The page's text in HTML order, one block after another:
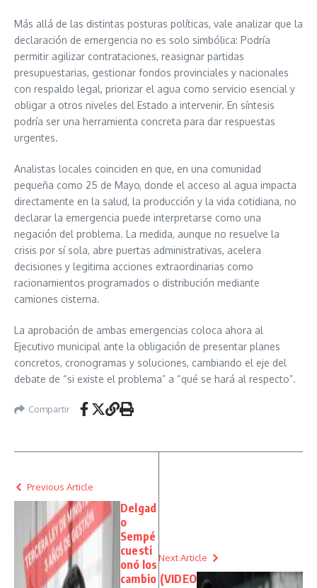
Más allá de las distintas posturas políticas, vale analizar que la
declaración de emergencia no es solo simbólica: Podría
permitir agilizar contrataciones, reasignar partidas
presupuestarias, gestionar fondos provinciales y nacionales
con respaldo legal, priorizar el agua como servicio esencial y
obligar a otros niveles del Estado a intervenir. En síntesis
podría ser una herramienta concreta para dar respuestas
urgentes.
Analistas locales coinciden en que, en una comunidad
pequeña como 25 de Mayo, donde el acceso al agua impacta
directamente en la salud, la producción y la vida cotidiana, no
declarar la emergencia puede interpretarse como una
negación del problema. La medida, aunque no resuelve la
crisis por sí sola, abre puertas administrativas, acelera
decisiones y legitima acciones extraordinarias como
racionamientos programados o distribución mediante
camiones cisterna.
La aprobación de ambas emergencias coloca ahora al
Ejecutivo municipal ante la obligación de presentar planes
concretos, cronogramas y soluciones, cambiando el eje del
debate de “si existe el problema” a “qué se hará al respecto”.
Compartir
Previous Article
Delgad
o
Sempé
cuesti
onó los
cambio
Next Article
(VIDEO